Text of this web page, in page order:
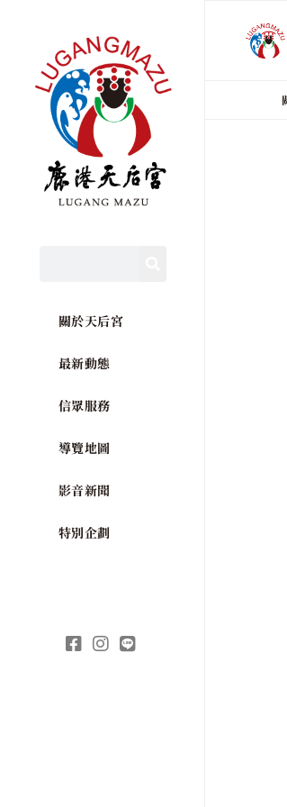
關於天后宮
最新動態
信眾服務
導覽地圖
影音新聞
特別企劃